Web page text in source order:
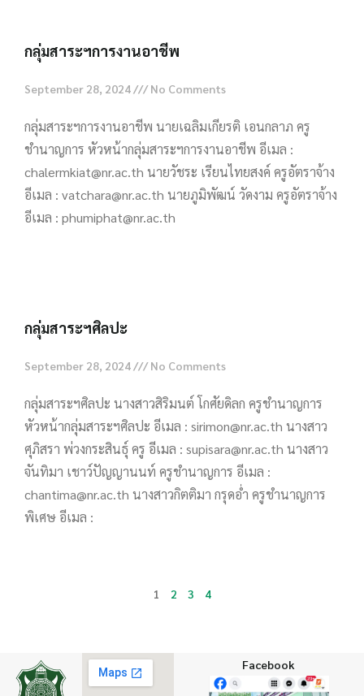
กลุ่มสาระฯการงานอาชีพ
September 28, 2024 No Comments
กลุ่มสาระฯการงานอาชีพ นายเฉลิมเกียรติ เอนกลาภ ครู
ชำนาญการ หัวหน้ากลุ่มสาระฯการงานอาชีพ อีเมล :
chalermkiat@nr.ac.th นายวัชระ เรียนไทยสงค์ ครูอัตราจ้าง
อีเมล : vatchara@nr.ac.th นายภูมิพัฒน์ วัดงาม ครูอัตราจ้าง
อีเมล : phumiphat@nr.ac.th
กลุ่มสาระฯศิลปะ
September 28, 2024 No Comments
กลุ่มสาระฯศิลปะ นางสาวสิริมนต์ โกศัยดิลก ครูชำนาญการ
หัวหน้ากลุ่มสาระฯศิลปะ อีเมล : sirimon@nr.ac.th นางสาว
ศุภิสรา พ่วงกระสินธุ์ ครู อีเมล : supisara@nr.ac.th นางสาว
จันทิมา เชาว์ปัญญานนท์ ครูชำนาญการ อีเมล :
chantima@nr.ac.th นางสาวกิตติมา กรุดอ่ำ ครูชำนาญการ
พิเศษ อีเมล :
1 2 3 4
Facebook